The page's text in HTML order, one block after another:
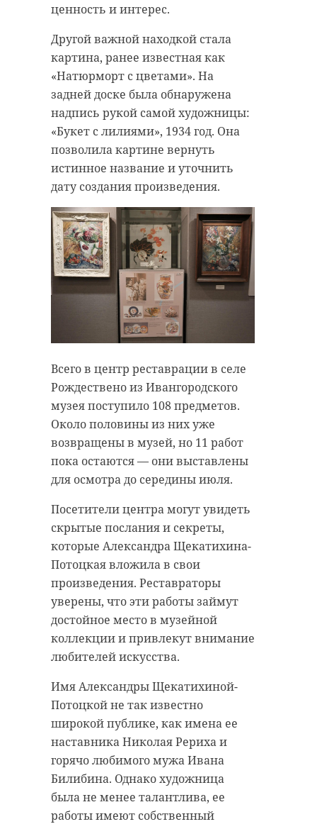
ценность и интерес.
Другой важной находкой стала
картина, ранее известная как
«Натюрморт с цветами». На
задней доске была обнаружена
надпись рукой самой художницы:
«Букет с лилиями», 1934 год. Она
позволила картине вернуть
истинное название и уточнить
дату создания произведения.
Всего в центр реставрации в селе
Рождествено из Ивангородского
музея поступило 108 предметов.
Около половины из них уже
возвращены в музей, но 11 работ
пока остаются — они выставлены
для осмотра до середины июля.
Посетители центра могут увидеть
скрытые послания и секреты,
которые Александра Щекатихина-
Потоцкая вложила в свои
произведения. Реставраторы
уверены, что эти работы займут
достойное место в музейной
коллекции и привлекут внимание
любителей искусства.
Имя Александры Щекатихиной-
Потоцкой не так известно
широкой публике, как имена ее
наставника Николая Рериха и
горячо любимого мужа Ивана
Билибина. Однако художница
была не менее талантлива, ее
работы имеют собственный